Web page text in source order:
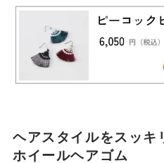
ヘアスタイルをスッ
ホイールヘアゴム